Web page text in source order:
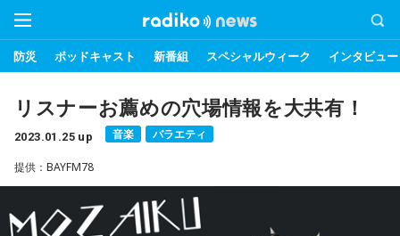
防災 ポッドキャスト 新番組 スペシャルウィーク インタビュー
リスナーお薦めの穴場情報を大共有！
2023.01.25 up 音楽 バラエティ
提供：BAYFM78